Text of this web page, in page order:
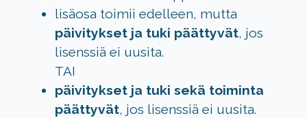
lisäosa toimii edelleen, mutta
päivitykset ja tuki päättyvät, jos
lisenssiä ei uusita.
TAI
päivitykset ja tuki sekä toiminta
päättyvät, jos lisenssiä ei uusita.